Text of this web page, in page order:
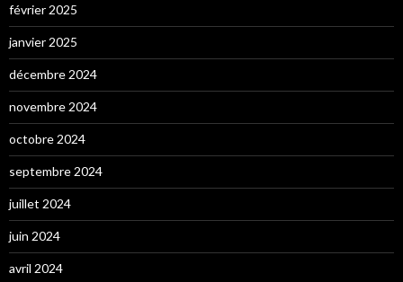
février 2025
janvier 2025
décembre 2024
novembre 2024
octobre 2024
septembre 2024
juillet 2024
juin 2024
avril 2024